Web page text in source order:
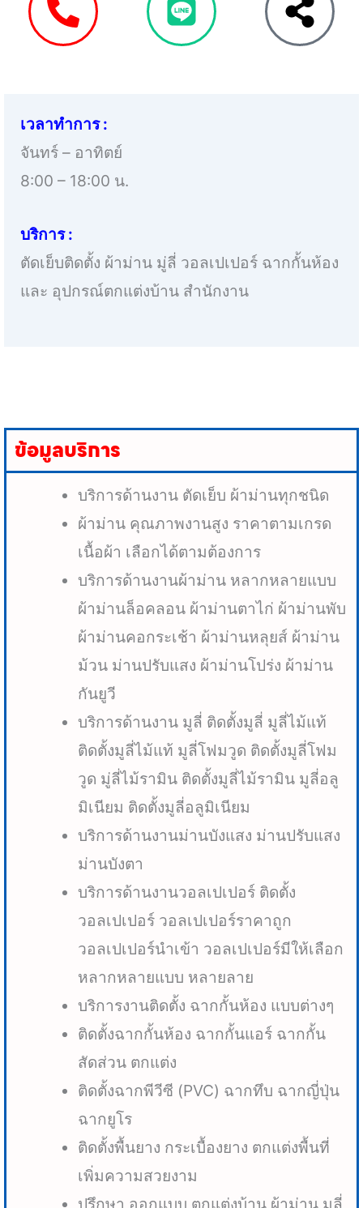
เวลาทำการ :
จันทร์ – อาทิตย์
8:00 – 18:00 น.
บริการ :
ตัดเย็บติดตั้ง ผ้าม่าน มู่ลี่ วอลเปเปอร์ ฉากกั้นห้อง
และ อุปกรณ์ตกแต่งบ้าน สำนักงาน
ข้อมูลบริการ
บริการด้านงาน ตัดเย็บ ผ้าม่านทุกชนิด
ผ้าม่าน คุณภาพงานสูง ราคาตามเกรด
เนื้อผ้า เลือกได้ตามต้องการ
บริการด้านงานผ้าม่าน หลากหลายแบบ
ผ้าม่านล็อคลอน ผ้าม่านตาไก่ ผ้าม่านพับ
ผ้าม่านคอกระเช้า ผ้าม่านหลุยส์ ผ้าม่าน
ม้วน ม่านปรับแสง ผ้าม่านโปร่ง ผ้าม่าน
กันยูวี
บริการด้านงาน มูลี่ ติดตั้งมูลี่ มูลี่ไม้แท้
ติดตั้งมูลี่ไม้แท้ มูลี่โฟมวูด ติดตั้งมูลี่โฟม
วูด มู่ลี่ไม้รามิน ติดตั้งมูลี่ไม้รามิน มูลี่อลู
มิเนียม ติดตั้งมูลี่อลูมิเนียม
บริการด้านงานม่านบังแสง ม่านปรับแสง
ม่านบังตา
บริการด้านงานวอลเปเปอร์ ติดตั้ง
วอลเปเปอร์ วอลเปเปอร์ราคาถูก
วอลเปเปอร์นำเข้า วอลเปเปอร์มีให้เลือก
หลากหลายแบบ หลายลาย
บริการงานติดตั้ง ฉากกั้นห้อง แบบต่างๆ
ติดตั้งฉากกั้นห้อง ฉากกั้นแอร์ ฉากกั้น
สัดส่วน ตกแต่ง
ติดตั้งฉากพีวีซี (PVC) ฉากทึบ ฉากญี่ปุ่น
ฉากยูโร
ติดตั้งพื้นยาง กระเบื้องยาง ตกแต่งพื้นที่
เพิ่มความสวยงาม
ปรึกษา ออกแบบ ตกแต่งบ้าน ผ้าม่าน มูลี่